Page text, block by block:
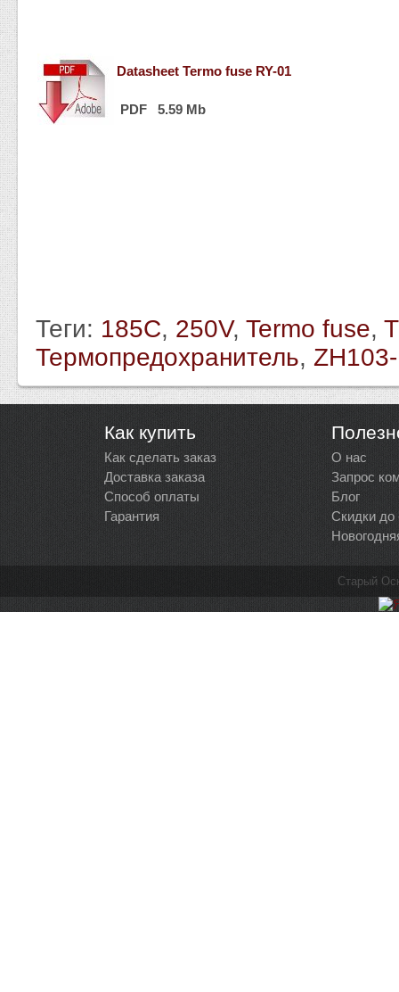
Datasheet Termo fuse RY-01
PDF 5.59 Mb
Теги: 185C, 250V, Termo fuse,
Термопредохранитель,
Как купить
Как сделать заказ
Доставка заказа
Способ оплаты
Гарантия
О нас
Запрос
Блог
Скидки до
Старый